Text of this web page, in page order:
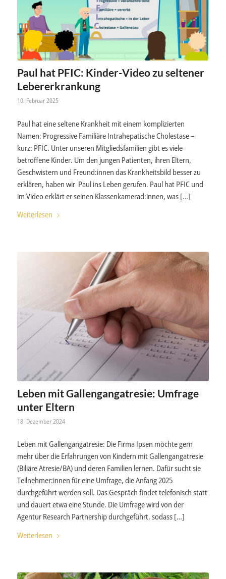
Paul hat PFIC: Kinder-Video zu seltener
Lebererkrankung
10. Februar 2025
Paul hat eine seltene Krankheit mit einem komplizierten
Namen: Progressive Familiäre Intrahepatische Cholestase –
kurz: PFIC. Unter unseren Mitgliedsfamilien gibt es viele
betroffene Kinder. Um den jungen Patienten, ihren Eltern,
Geschwistern und Freund:innen das Krankheitsbild besser zu
erklären, haben wir Paul ins Leben gerufen. Paul hat PFIC und
im Video erklärt er seinen Klassenkamerad:innen, was […]
Weiterlesen
Leben mit Gallengangatresie: Umfrage
unter Eltern
18. Dezember 2024
Leben mit Gallengangatresie: Die Firma Ipsen möchte gern
mehr über die Erfahrungen von Kindern mit Gallengangatresie
(Biliäre Atresie/BA) und deren Familien lernen. Dafür sucht sie
Teilnehmer:innen für eine Umfrage, die Anfang 2025
durchgeführt werden soll. Das Gespräch findet telefonisch statt
und dauert etwa eine Stunde. Die Umfrage wird von der
Agentur Research Partnership durchgeführt, sodass […]
Weiterlesen